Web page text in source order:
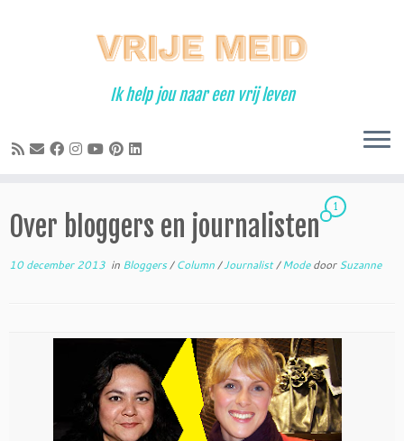
Ik help jou naar een vrij leven
Over bloggers en journalisten
1
10 december 2013 in Bloggers/Column/Journalist/ModedoorSuzanne